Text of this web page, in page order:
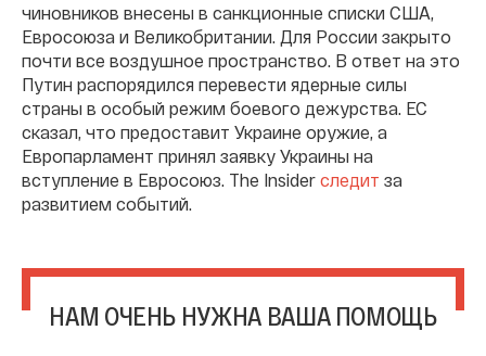
чиновников внесены в санкционные списки США,
Евросоюза и Великобритании. Для России закрыто
почти все воздушное пространство. В ответ на это
Путин распорядился перевести ядерные силы
страны в особый режим боевого дежурства. ЕС
сказал, что предоставит Украине оружие, а
Европарламент принял заявку Украины на
вступление в Евросоюз. The Insider следит за
развитием событий.
НАМ ОЧЕНЬ НУЖНА ВАША ПОМОЩЬ